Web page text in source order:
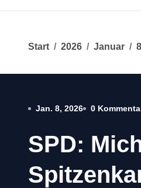
Start 2026 Januar
Jan. 8, 2026 0
SPD: